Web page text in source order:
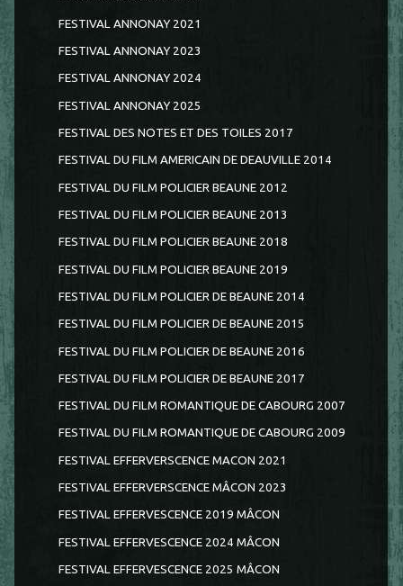
FESTIVAL ANNONAY 2021
FESTIVAL ANNONAY 2023
FESTIVAL ANNONAY 2024
FESTIVAL ANNONAY 2025
FESTIVAL DES NOTES ET DES TOILES 2017
FESTIVAL DU FILM AMERICAIN DE DEAUVILLE 2014
FESTIVAL DU FILM POLICIER BEAUNE 2012
FESTIVAL DU FILM POLICIER BEAUNE 2013
FESTIVAL DU FILM POLICIER BEAUNE 2018
FESTIVAL DU FILM POLICIER BEAUNE 2019
FESTIVAL DU FILM POLICIER DE BEAUNE 2014
FESTIVAL DU FILM POLICIER DE BEAUNE 2015
FESTIVAL DU FILM POLICIER DE BEAUNE 2016
FESTIVAL DU FILM POLICIER DE BEAUNE 2017
FESTIVAL DU FILM ROMANTIQUE DE CABOURG 2007
FESTIVAL DU FILM ROMANTIQUE DE CABOURG 2009
FESTIVAL EFFERVERSCENCE MACON 2021
FESTIVAL EFFERVERSCENCE MÂCON 2023
FESTIVAL EFFERVESCENCE 2019 MÂCON
FESTIVAL EFFERVESCENCE 2024 MÂCON
FESTIVAL EFFERVESCENCE 2025 MÂCON